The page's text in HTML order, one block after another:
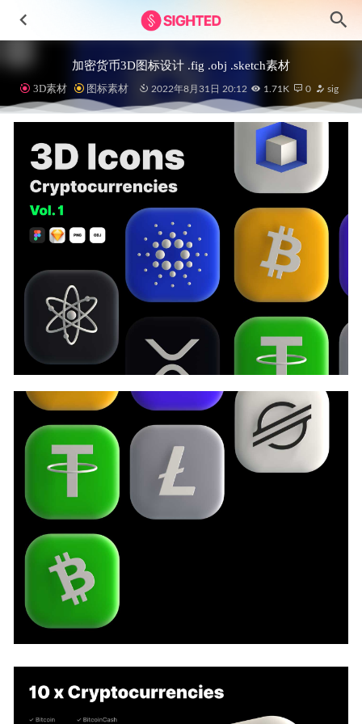
加密货币3D图标设计 .fig .obj .sketch素材
3D素材 图标素材 2022年8月31日 20:12 1.71K 0 sig
Hichat成套社交聊天app用户界面设计素材
2023-06-03
Nifty – NFT市场app ui设计 .fig素材
2022-05-03
集团网站UI设计素材 .fig .sketch素材
2022-12-08
Neat多用途数据可视化App仪表板UI素材
2023-07-06
暗黑新拟物风格app ui设计 .psd素材
2021-01-18